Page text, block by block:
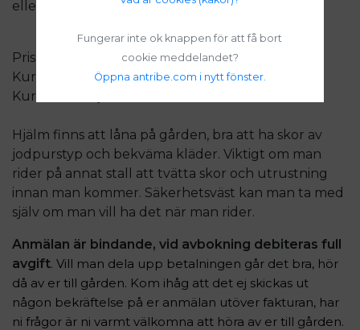
eller swish.
Pris: 3700 kr
Kursstart: 30 juni
Kursavslut: 3 juli
Hjälm finns att låna på gården, bra att ha skor av
jodpurstyp och bekväma kläder. Viktigt om man
rider på annat stall att tvätta skor och utrustning
innan man kommer. Säkerhetsväst kan man ta med
själv om man vill ha det när man rider.
Anmälan är bindande, vid avbokning debiteras full
avgift. Vill man dela upp betalningen går det bra, hör
då av er till gården. Kom ihåg att det ej skickas ut
någon bekräftelse på er anmälan utöver fakturan, har
ni frågor är ni varmt välkomna att höra av er till gården.
Fungerar inte ok knappen för att få bort
cookie meddelandet?
Öppna antribe.com i nytt fönster.